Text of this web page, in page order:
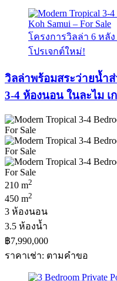
โครงการวิลล่า 6 หลัง
โปรเจกต์ใหม่!
วิลล่าพร้อมสระว่ายน้ำ
3-4 ห้องนอน ในละไม เ
210 m2
450 m2
3 ห้องนอน
3.5 ห้องน้ำ
฿7,990,000
ราคาเช่า: ตามคําขอ